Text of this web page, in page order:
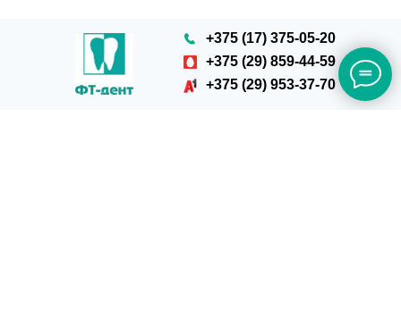
+375 (17) 375-05-20
+375 (29) 859-44-59
+375 (29) 953-37-70